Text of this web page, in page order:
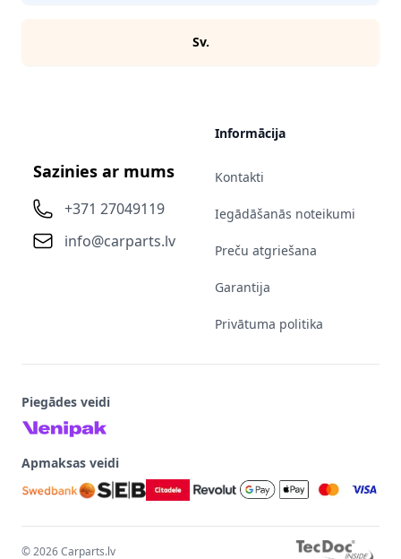
Sv.
Sazinies ar mums
+371 27049119
info@carparts.lv
Informācija
Kontakti
Iegādāšanās noteikumi
Preču atgriešana
Garantija
Privātuma politika
Piegādes veidi
Apmaksas veidi
©2026Carparts.lv